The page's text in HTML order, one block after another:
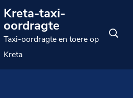
Kreta-taxi-
oordragte
Taxi-oordragte en toere op
Kreta